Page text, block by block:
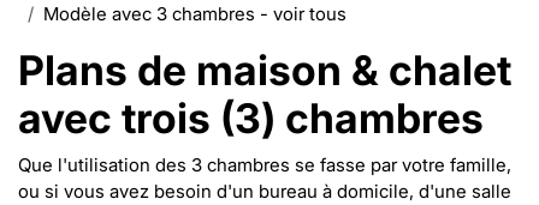
Modèle avec 3 chambres - voir tous
Plans de maison & chalet
avec trois (3) chambres
Que l'utilisation des 3 chambres se fasse par votre famille,
ou si vous avez besoin d'un bureau à domicile, d'une salle